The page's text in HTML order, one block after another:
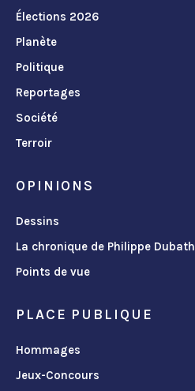
Élections 2026
Planète
Politique
Reportages
Société
Terroir
OPINIONS
Dessins
La chronique de Philippe Dubath
Points de vue
PLACE PUBLIQUE
Hommages
Jeux-Concours